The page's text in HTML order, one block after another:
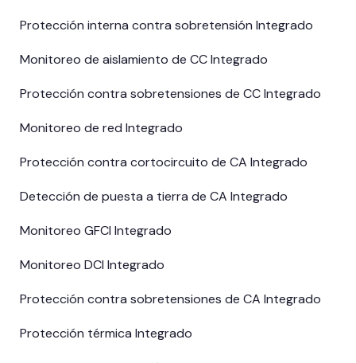
Protección interna contra sobretensión Integrado
Monitoreo de aislamiento de CC Integrado
Protección contra sobretensiones de CC Integrado
Monitoreo de red Integrado
Protección contra cortocircuito de CA Integrado
Detección de puesta a tierra de CA Integrado
Monitoreo GFCI Integrado
Monitoreo DCI Integrado
Protección contra sobretensiones de CA Integrado
Protección térmica Integrado